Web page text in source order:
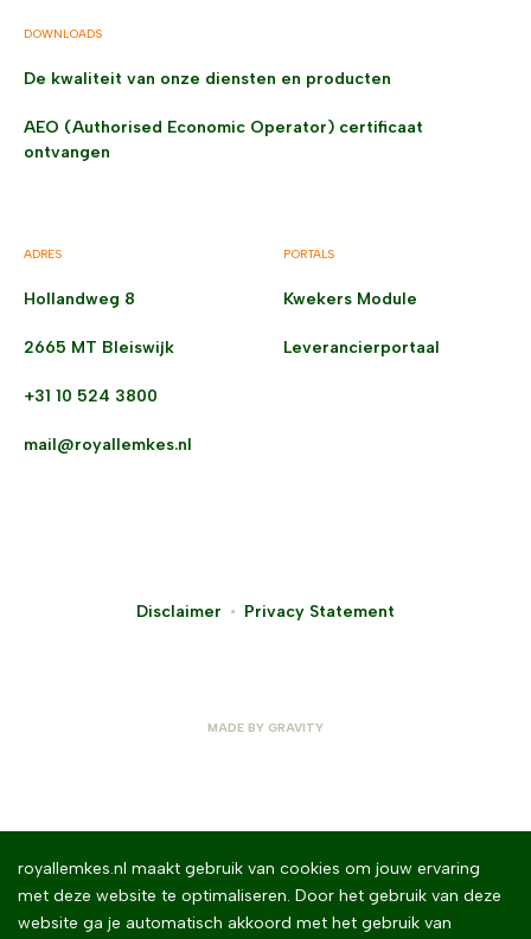
DOWNLOADS
De kwaliteit van onze diensten en producten
AEO (Authorised Economic Operator) certificaat
ontvangen
ADRES
Hollandweg 8
2665 MT Bleiswijk
+31 10 524 3800
mail@royallemkes.nl
PORTALS
Kwekers Module
Leverancierportaal
Disclaimer Privacy Statement
MADE BY GRAVITY
royallemkes.nl maakt gebruik van cookies om jouw ervaring
met deze website te optimaliseren. Door het gebruik van deze
website ga je automatisch akkoord met het gebruik van